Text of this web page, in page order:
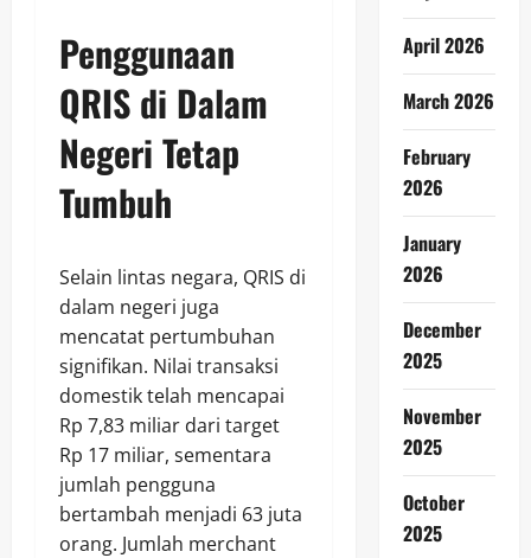
Penggunaan
QRIS di Dalam
Negeri Tetap
Tumbuh
Selain lintas negara, QRIS di
dalam negeri juga
mencatat pertumbuhan
signifikan. Nilai transaksi
domestik telah mencapai
Rp 7,83 miliar dari target
Rp 17 miliar, sementara
jumlah pengguna
bertambah menjadi 63 juta
orang. Jumlah merchant
April 2026
March 2026
February
2026
January
2026
December
2025
November
2025
October
2025